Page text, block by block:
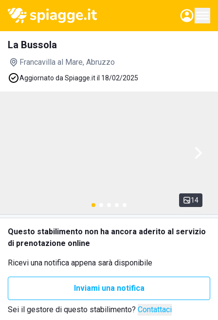
La Bussola
Francavilla al Mare, Abruzzo
Aggiornato da Spiagge.it il 18/02/2025
14
Questo stabilimento non ha ancora aderito al servizio
di prenotazione online
Ricevi una notifica appena sarà disponibile
Inviami una notifica
Sei il gestore di questo stabilimento? Contattaci